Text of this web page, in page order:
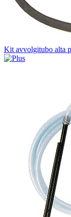
Kit avvolgitubo alta